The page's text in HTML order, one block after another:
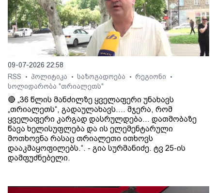
09-07-2026 22:58
RSS
• პოლიტიკა • საზოგადოება • რეგიონი •
სოლიდარობა "თრიალეთს"
🔴 „36 წლის მანძილზე ყველაფერი უნახავს
„თრიალეთს“, გადაულახავს.... მჯერა, რომ
ყველაფერი კარგად დასრულდება... დათმობაზე
წავა ხელისუფლება და ის ელემენტარული
მოთხოვნა რასაც თრიალეთი ითხოვს
დააკმაყოფილებს.“. - გია სურმანიძე. ტვ 25-ის
დამფუძნებელი.